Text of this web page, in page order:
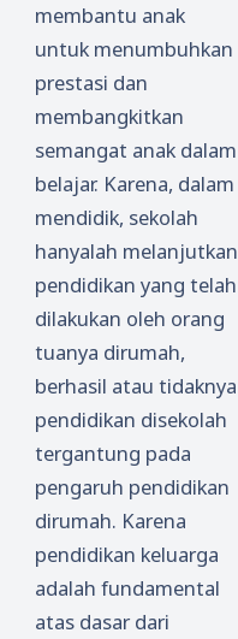
membantu anak
untuk menumbuhkan
prestasi dan
membangkitkan
semangat anak dalam
belajar. Karena, dalam
mendidik, sekolah
hanyalah melanjutkan
pendidikan yang telah
dilakukan oleh orang
tuanya dirumah,
berhasil atau tidaknya
pendidikan disekolah
tergantung pada
pengaruh pendidikan
dirumah. Karena
pendidikan keluarga
adalah fundamental
atas dasar dari